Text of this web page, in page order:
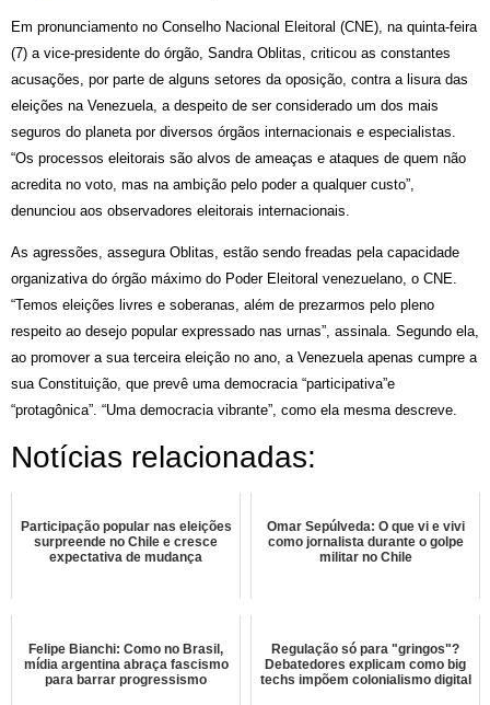
Em pronunciamento no Conselho Nacional Eleitoral (CNE), na quinta-feira
(7) a vice-presidente do órgão, Sandra Oblitas, criticou as constantes
acusações, por parte de alguns setores da oposição, contra a lisura das
eleições na Venezuela, a despeito de ser considerado um dos mais
seguros do planeta por diversos órgãos internacionais e especialistas.
“Os processos eleitorais são alvos de ameaças e ataques de quem não
acredita no voto, mas na ambição pelo poder a qualquer custo”,
denunciou aos observadores eleitorais internacionais.
As agressões, assegura Oblitas, estão sendo freadas pela capacidade
organizativa do órgão máximo do Poder Eleitoral venezuelano, o CNE.
“Temos eleições livres e soberanas, além de prezarmos pelo pleno
respeito ao desejo popular expressado nas urnas”, assinala. Segundo ela,
ao promover a sua terceira eleição no ano, a Venezuela apenas cumpre a
sua Constituição, que prevê uma democracia “participativa”e
“protagônica”. “Uma democracia vibrante”, como ela mesma descreve.
Notícias relacionadas:
Participação popular nas eleições
surpreende no Chile e cresce
expectativa de mudança
Omar Sepúlveda: O que vi e vivi
como jornalista durante o golpe
militar no Chile
Felipe Bianchi: Como no Brasil,
mídia argentina abraça fascismo
para barrar progressismo
Regulação só para "gringos"?
Debatedores explicam como big
techs impõem colonialismo digital